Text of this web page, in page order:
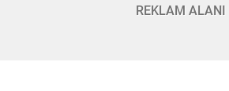
REKLAM ALANI